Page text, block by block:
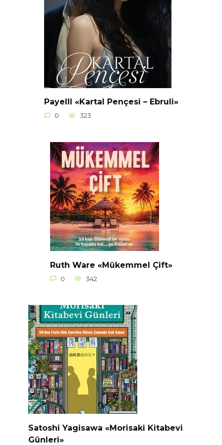
Payelll «Kartal Pençesi – Ebruli»
0 323
Ruth Ware «Mükemmel Çift»
0 342
Satoshi Yagisawa «Morisaki Kitabevi
Günleri»